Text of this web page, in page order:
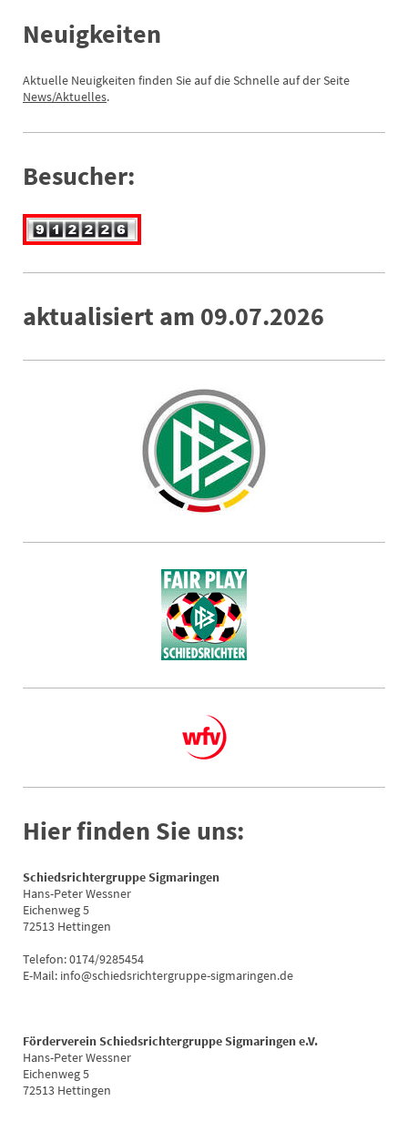
Neuigkeiten
Aktuelle Neuigkeiten finden Sie auf die Schnelle auf der Seite
News/Aktuelles.
Besucher:
aktualisiert am 09.07.2026
Hier finden Sie uns:
Schiedsrichtergruppe Sigmaringen
Hans-Peter Wessner
Eichenweg 5
72513 Hettingen
Telefon: 0174/9285454
E-Mail: info@schiedsrichtergruppe-sigmaringen.de
Förderverein Schiedsrichtergruppe Sigmaringen e.V.
Hans-Peter Wessner
Eichenweg 5
72513 Hettingen